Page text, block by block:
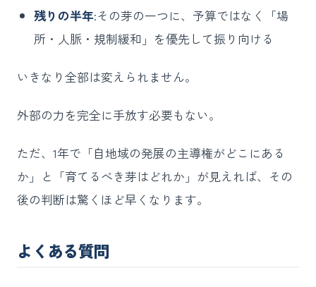
残りの半年:その芽の一つに、予算ではなく「場
所・人脈・規制緩和」を優先して振り向ける
いきなり全部は変えられません。
外部の力を完全に手放す必要もない。
ただ、1年で「自地域の発展の主導権がどこにある
か」と「育てるべき芽はどれか」が見えれば、その
後の判断は驚くほど早くなります。
よくある質問